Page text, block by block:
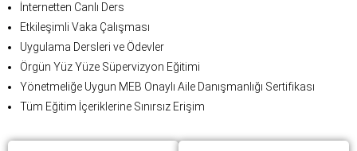
İnternetten Canlı Ders
Etkileşimli Vaka Çalışması
Uygulama Dersleri ve Ödevler
Örgün Yüz Yüze Süpervizyon Eğitimi
Yönetmeliğe Uygun MEB Onaylı Aile Danışmanlığı Sertifikası
Tüm Eğitim İçeriklerine Sınırsız Erişim